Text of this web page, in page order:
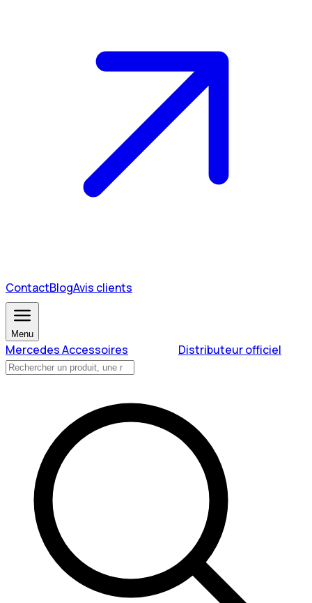
ContactBlogAvis clients
Menu
Mercedes Accessoires Distributeur officiel